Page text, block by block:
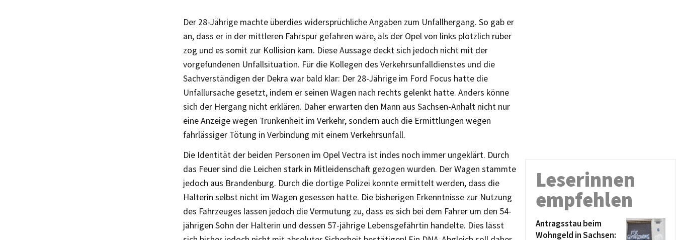
Der 28-Jährige machte überdies widersprüchliche Angaben zum Unfallhergang. So gab er
an, dass er in der mittleren Fahrspur gefahren wäre, als der Opel von links plötzlich rüber
zog und es somit zur Kollision kam. Diese Aussage deckt sich jedoch nicht mit der
vorgefundenen Unfallsituation. Für die Kollegen des Verkehrsunfalldienstes und die
Sachverständigen der Dekra war bald klar: Der 28-Jährige im Ford Focus hatte die
Unfallursache gesetzt, indem er seinen Wagen nach rechts gelenkt hatte. Anders könne
sich der Hergang nicht erklären. Daher erwarten den Mann aus Sachsen-Anhalt nicht nur
eine Anzeige wegen Trunkenheit im Verkehr, sondern auch die Ermittlungen wegen
fahrlässiger Tötung in Verbindung mit einem Verkehrsunfall.
Die Identität der beiden Personen im Opel Vectra ist indes noch immer ungeklärt. Durch
das Feuer sind die Leichen stark in Mitleidenschaft gezogen wurden. Der Wagen stammte
jedoch aus Brandenburg. Durch die dortige Polizei konnte ermittelt werden, dass die
Halterin selbst nicht im Wagen gesessen hatte. Die bisherigen Erkenntnisse zur Nutzung
des Fahrzeuges lassen jedoch die Vermutung zu, dass es sich bei dem Fahrer um den 54-
jährigen Sohn der Halterin und dessen 57-jährige Lebensgefährtin handelte. Dies lässt
Leserinnen
empfehlen
Antragsstau beim
Wohngeld in Sachsen: